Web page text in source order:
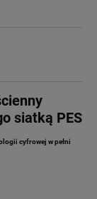
siatką PES
cyfrowej w pełni